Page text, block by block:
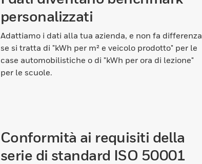
personalizzati
Adattiamo i dati alla tua azienda, e non fa differenza
se si tratta di "kWh per m² e veicolo prodotto" per le
case automobilistiche o di "kWh per ora di lezione"
per le scuole.
Conformità ai requisiti della
serie di standard ISO 50001